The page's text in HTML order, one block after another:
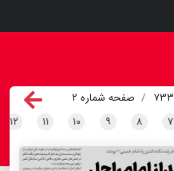
صفحه شماره ۲
۷ ۸ ۹ ۱۰ ۱۱ ۱۲